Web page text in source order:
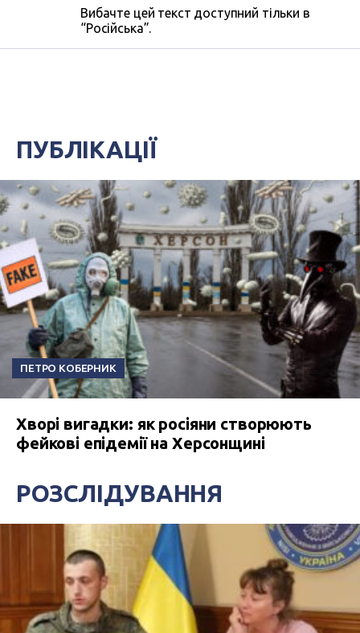
Вибачте цей текст доступний тільки в
“Російська”.
ПУБЛІКАЦІЇ
ПЕТРО КОБЕРНИК
Хворі вигадки: як росіяни створюють
фейкові епідемії на Херсонщині
РОЗСЛІДУВАННЯ